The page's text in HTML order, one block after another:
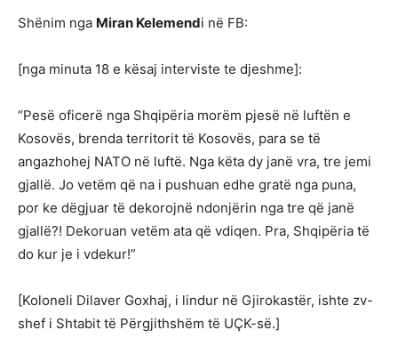
Shënim nga Miran Kelemendi në FB:
[nga minuta 18 e kësaj interviste te djeshme]:
“Pesë oficerë nga Shqipëria morëm pjesë në luftën e
Kosovës, brenda territorit të Kosovës, para se të
angazhohej NATO në luftë. Nga këta dy janë vra, tre jemi
gjallë. Jo vetëm që na i pushuan edhe gratë nga puna,
por ke dëgjuar të dekorojnë ndonjërin nga tre që janë
gjallë?! Dekoruan vetëm ata që vdiqen. Pra, Shqipëria të
do kur je i vdekur!”
[Koloneli Dilaver Goxhaj, i lindur në Gjirokastër, ishte zv-
shef i Shtabit të Përgjithshëm të UÇK-së.]